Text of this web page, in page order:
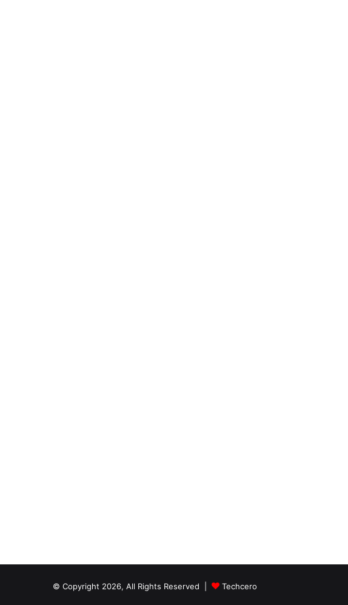
© Copyright 2026, All Rights Reserved | Techcero